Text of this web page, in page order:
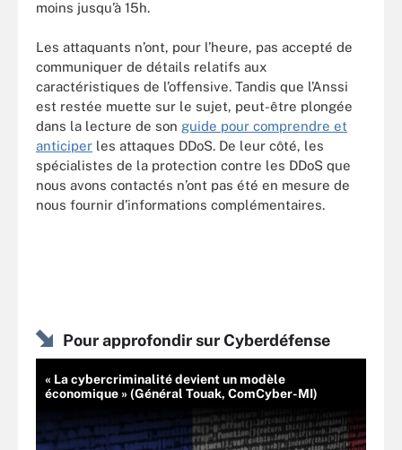
moins jusqu’à 15h.
Les attaquants n’ont, pour l’heure, pas accepté de
communiquer de détails relatifs aux
caractéristiques de l’offensive. Tandis que l’Anssi
est restée muette sur le sujet, peut-être plongée
dans la lecture de son guide pour comprendre et
anticiper les attaques DDoS. De leur côté, les
spécialistes de la protection contre les DDoS que
nous avons contactés n’ont pas été en mesure de
nous fournir d’informations complémentaires.
Pour approfondir sur Cyberdéfense
« La cybercriminalité devient un modèle
économique » (Général Touak, ComCyber-MI)